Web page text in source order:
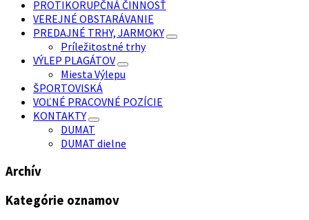
PROTIKORUPČNÁ ČINNOSŤ
VEREJNÉ OBSTARÁVANIE
PREDAJNÉ TRHY, JARMOKY
Príležitostné trhy
VÝLEP PLAGÁTOV
Miesta Výlepu
ŠPORTOVISKÁ
VOĽNÉ PRACOVNÉ POZÍCIE
KONTAKTY
DUMAT
DUMAT dielne
Archív
Kategórie oznamov